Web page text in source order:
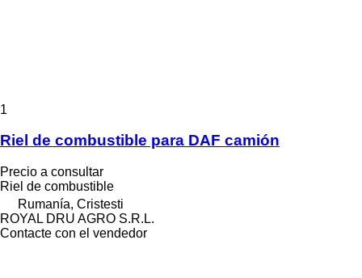
1
Riel de combustible para DAF camión
Precio a consultar
Riel de combustible
Rumanía, Cristesti
ROYAL DRU AGRO S.R.L.
Contacte con el vendedor